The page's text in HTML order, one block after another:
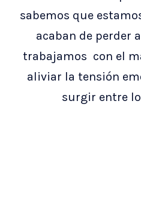
sabemos que
acaban de perder
trabajamos con el
aliviar la tensión
surgir entre